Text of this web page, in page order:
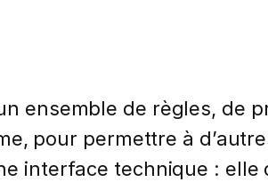
ensemble de règles, de
pour permettre à
interface technique :